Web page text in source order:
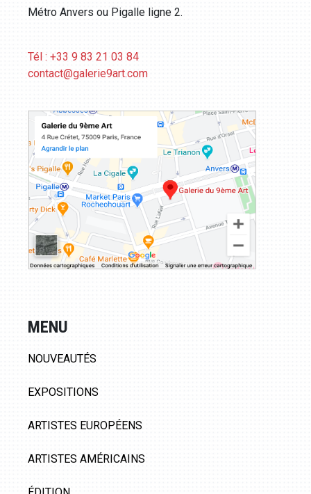
Métro Anvers ou Pigalle ligne 2.
Tél : +33 9 83 21 03 84
contact@galerie9art.com
MENU
NOUVEAUTÉS
EXPOSITIONS
ARTISTES EUROPÉENS
ARTISTES AMÉRICAINS